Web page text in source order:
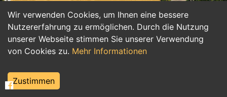
Wir verwenden Cookies, um Ihnen eine bessere
Nutzererfahrung zu ermöglichen. Durch die Nutzung
unserer Webseite stimmen Sie unserer Verwendung
von Cookies zu. Mehr Informationen
Zustimmen
Hilfskräfte, Aushilfs- und Nebenjobs
Einkauf, Logistik, Materialwirtschaft
Weiterbildung, Studium, duale Ausbildung
Tourismus